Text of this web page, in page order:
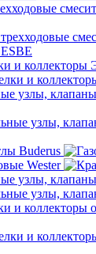
и коллекторы
узлы,
Buderus
Wester
узлы,
и коллекторы